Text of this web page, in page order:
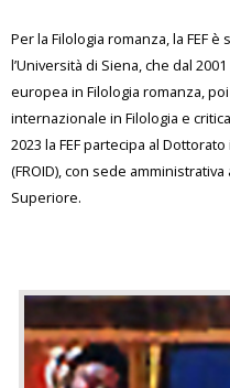
Per la Filologia romanza, la FEF
l’Università di Siena, che dal
europea in Filologia romanza,
internazionale in Filologia e
2023 la FEF partecipa al
(FROID), con sede
Superiore.